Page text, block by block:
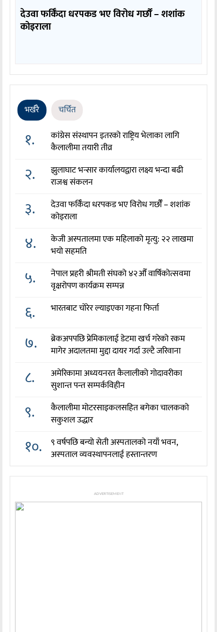
देउवा फर्किँदा धरपकड भए विरोध गर्छौँं – शशांक
कोइराला
भर्खरै चर्चित
१.
कांग्रेस संस्थापन इतरको राष्ट्रिय भेलाका लागि
कैलालीमा तयारी तीव्र
२.
झुलाघाट भन्सार कार्यालयद्वारा लक्ष्य भन्दा बढी
राजश्व संकलन
३.
देउवा फर्किँदा धरपकड भए विरोध गर्छौँं – शशांक
कोइराला
४.
केजी अस्पतालमा एक महिलाको मृत्यु: २२ लाखमा
भयो सहमति
५.
नेपाल प्रहरी श्रीमती संघको ४२औँ वार्षिकोत्सवमा
वृक्षरोपण कार्यक्रम सम्पन्न
६. भारतबाट चोरेर ल्याइएका गहना फिर्ता
७.
ब्रेकअपपछि प्रेमिकालाई डेटमा खर्च गरेको रकम
मागेर अदालतमा मुद्दा दायर गर्दा उल्टै जरिवाना
८.
अमेरिकामा अध्ययनरत कैलालीको गोदावरीका
सुशान्त पन्त सम्पर्कविहीन
९.
कैलालीमा मोटरसाइकलसहित बगेका चालकको
सकुशल उद्धार
१०.
९ वर्षपछि बन्यो सेती अस्पतालको नयाँ भवन,
अस्पताल व्यवस्थापनलाई हस्तान्तरण
ADVERTISEMENT